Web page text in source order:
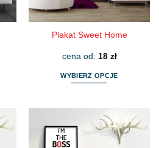
produktu
Plakat Sweet Home
cena od: 18 zł
WYBIERZ OPCJE
wiele
wariantów.